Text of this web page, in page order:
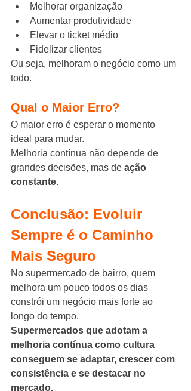
Melhorar organização
Aumentar produtividade
Elevar o ticket médio
Fidelizar clientes
Ou seja, melhoram o negócio como um
todo.
Qual o Maior Erro?
O maior erro é esperar o momento
ideal para mudar.
Melhoria contínua não depende de
grandes decisões, mas de ação
constante.
Conclusão: Evoluir
Sempre é o Caminho
Mais Seguro
No supermercado de bairro, quem
melhora um pouco todos os dias
constrói um negócio mais forte ao
longo do tempo.
Supermercados que adotam a
melhoria contínua como cultura
conseguem se adaptar, crescer com
consistência e se destacar no
mercado.